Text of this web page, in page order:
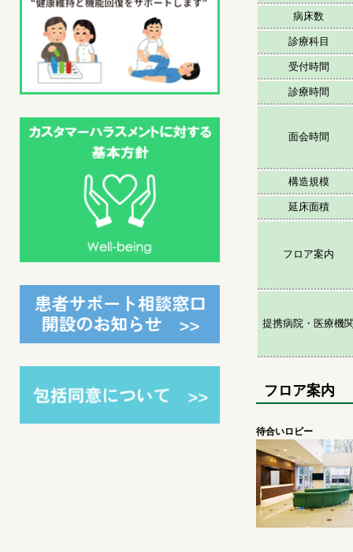
病床数
診療科目
受付時間
診療時間
面会時間
構造規模
延床面積
フロア案内
提携病院・医療機
フロア案内
待合いロビー